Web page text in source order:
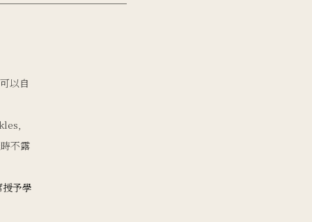
以自
不露
予學